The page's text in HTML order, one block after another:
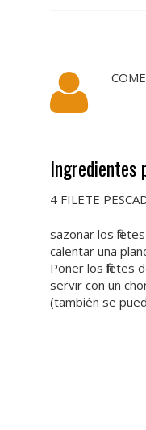
Ingredientes
4 FILETE
sazonar los
calentar una
Poner los filetes
servir con un
(también se